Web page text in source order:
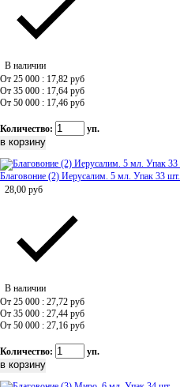
В наличии
От 25 000 : 17,82 руб
От 35 000 : 17,64 руб
От 50 000 : 17,46 руб
Количество: уп.
Благовоние (2) Иерусалим. 5 мл. Упак 33 шт.
28,00 руб
В наличии
От 25 000 : 27,72 руб
От 35 000 : 27,44 руб
От 50 000 : 27,16 руб
Количество: уп.